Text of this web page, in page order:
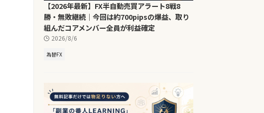
【2026年最新】FX半自動売買アラート8戦8
勝・無敗継続｜今回は約700pipsの爆益、取り
組んだコアメンバー全員が利益確定
2026/8/6
為替FX